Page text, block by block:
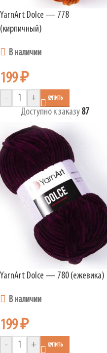
YarnArt Dolce — 778
(кирпичный)
В наличии
199₽
- + КУПИТЬ
Доступно к заказу 87
YarnArt Dolce — 780 (ежевика)
В наличии
199₽
- + КУПИТЬ